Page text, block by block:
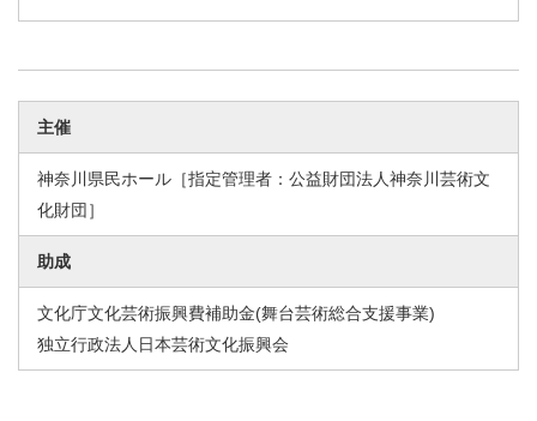
主催
神奈川県民ホール［指定管理者：公益財団法人神奈川芸術文
化財団］
助成
文化庁文化芸術振興費補助金(舞台芸術総合支援事業)
独立行政法人日本芸術文化振興会